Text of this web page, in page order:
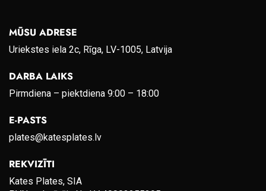
MŪSU ADRESE
Uriekstes iela 2c, Rīga, LV-1005, Latvija
DARBA LAIKS
Pirmdiena – piektdiena 9:00 – 18:00
E-PASTS
plates@katesplates.lv
REKVIZĪTI
Kates Plates, SIA